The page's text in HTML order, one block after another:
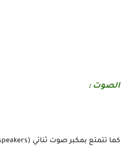
الصوت :